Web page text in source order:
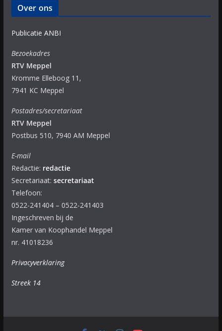
Over ons
Publicatie ANBI
Bezoekadres
RTV Meppel
Kromme Elleboog 11,
7941 KC Meppel
Postadres/secretariaat
RTV Meppel
Postbus 510, 7940 AM Meppel
E-mail
Redactie: redactie
Secretariaat: secretariaat
Telefoon:
0522-241404 – 0522-241403
Ingeschreven bij de
Kamer van Koophandel Meppel
nr. 41018236
Privacyverklaring
Streek 14